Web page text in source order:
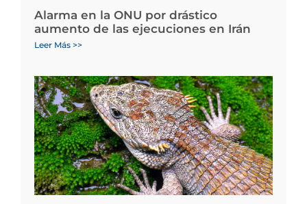
Alarma en la ONU por drástico
aumento de las ejecuciones en Irán
Leer Más >>